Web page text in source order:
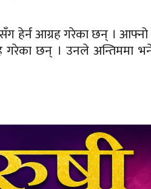
हेर्न आग्रह गरेका छन् ।
गरेका छन् । उनले अन्तिममा